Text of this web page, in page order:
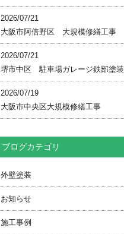
2026/07/21
大阪市阿倍野区 大規模修繕工事
2026/07/21
堺市中区 駐車場ガレージ鉄部塗装
2026/07/19
大阪市中央区大規模修繕工事
ブログカテゴリ
外壁塗装
お知らせ
施工事例